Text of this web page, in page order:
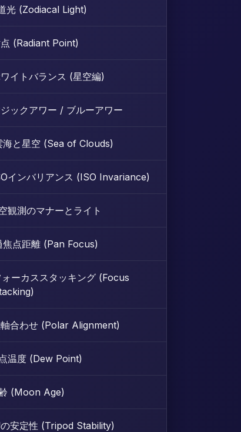
光 (Zodiacal Light)
(Radiant Point)
イトバランス (星空編)
ックアワー / ブルーアワー
海と星空 (Sea of Clouds)
インバリアンス (ISO Invariance)
観測のマナーとライト
焦点距離 (Pan Focus)
ォーカススタッキング (Focus
合わせ (Polar Alignment)
温度 (Dew Point)
(Moon Age)
安定性 (Tripod Stability)